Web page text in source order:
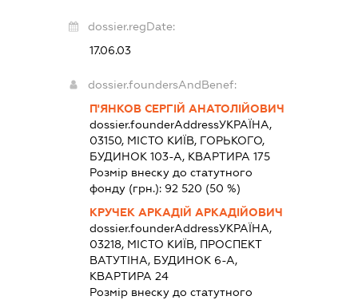
dossier.regDate:
17.06.03
dossier.foundersAndBenef:
П'ЯНКОВ СЕРГІЙ АНАТОЛІЙОВИЧ
dossier.founderAddressУКРАЇНА,
03150, МІСТО КИЇВ, ГОРЬКОГО,
БУДИНОК 103-А, КВАРТИРА 175
Розмір внеску до статутного
фонду (грн.): 92 520 (50 %)
КРУЧЕК АРКАДІЙ АРКАДІЙОВИЧ
dossier.founderAddressУКРАЇНА,
03218, МІСТО КИЇВ, ПРОСПЕКТ
ВАТУТІНА, БУДИНОК 6-А,
КВАРТИРА 24
Розмір внеску до статутного